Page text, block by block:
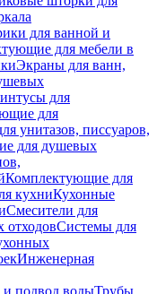
для ванной и
для мебели в
Экраны для ванн,
для
для
унитазов, писсуаров,
для душевых
Комплектующие для
кухниКухонные
Смесители для
отходовСистемы для
Инженерная
подвод водыТрубы